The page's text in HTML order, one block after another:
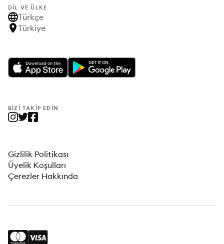
DIL VE ÜLKE
Türkçe
Türkiye
BIZI TAKIP EDIN
Gizlilik Politikası
Üyelik Koşulları
Çerezler Hakkında